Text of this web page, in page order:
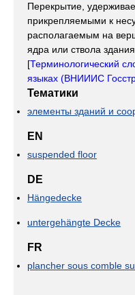
Перекрытие,
прикрепляемыми к
располагаемым на
ядра или ствола здания
[Терминологический
языках (ВНИИИС
Тематики
элементы зданий и
EN
suspended floor
DE
Hängedecke
untergehängte Decke
FR
plancher sous comble